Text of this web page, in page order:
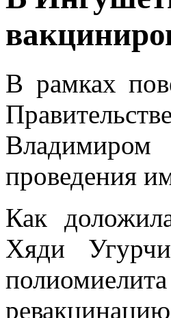
В рамках
Владимиром
проведения
Как
Хяди